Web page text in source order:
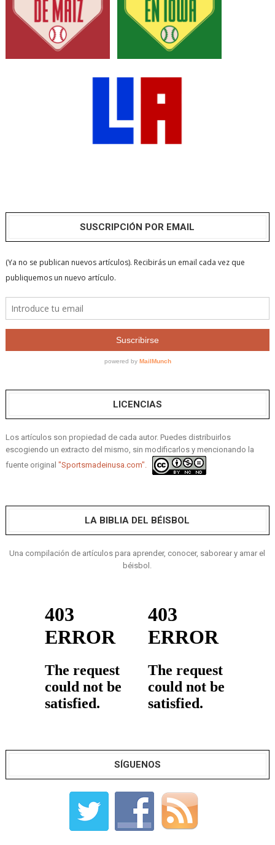
SUSCRIPCIÓN POR EMAIL
LICENCIAS
Los artículos son propiedad de cada autor. Puedes distribuirlos
escogiendo un extracto del mismo, sin modificarlos y mencionando la
fuente original "Sportsmadeinusa.com".
LA BIBLIA DEL BÉISBOL
Una compilación de artículos para aprender, conocer, saborear y amar el
béisbol.
SÍGUENOS